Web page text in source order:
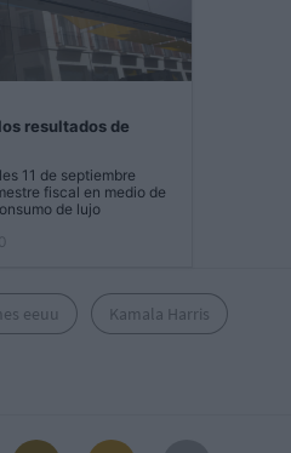
resultados de
11 de septiembre
fiscal en medio de
de lujo
eeuu Kamala Harris